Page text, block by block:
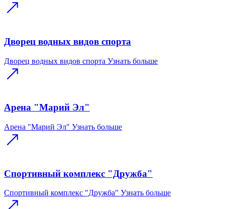
Дворец водных видов спорта
Дворец водных видов спорта Узнать больше
Арена "Марий Эл"
Арена "Марий Эл" Узнать больше
Спортивный комплекс "Дружба"
Спортивный комплекс "Дружба" Узнать больше